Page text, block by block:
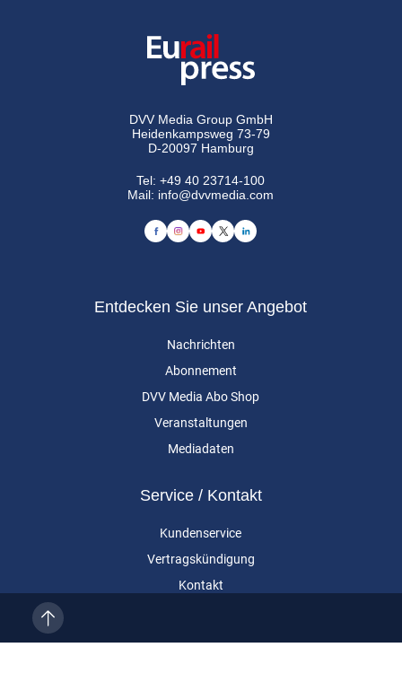
DVV Media Group GmbH
Heidenkampsweg 73-79
D-20097 Hamburg
Tel:+49 40 23714-100
Mail: info@dvvmedia.com
Entdecken Sie unser Angebot
Nachrichten
Abonnement
DVV Media Abo Shop
Veranstaltungen
Mediadaten
Service / Kontakt
Kundenservice
Vertragskündigung
Kontakt
ImpressumDatenschutzAGB